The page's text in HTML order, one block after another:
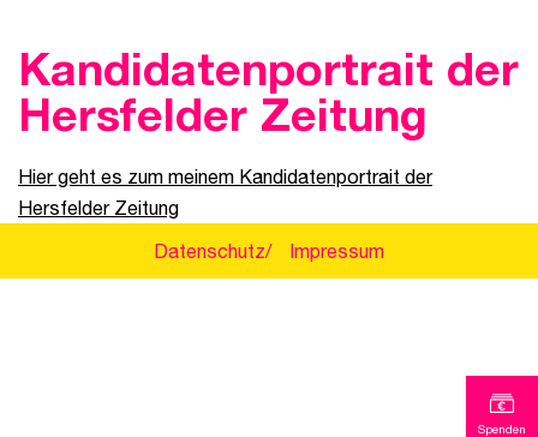
Kandidatenportrait der
Hersfelder Zeitung
Hier geht es zum meinem Kandidatenportrait der
Hersfelder Zeitung
Spenden
Datenschutz Impressum